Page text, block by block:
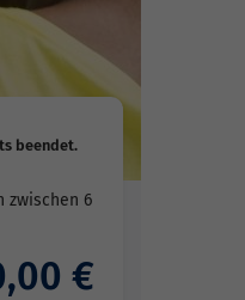
zwischen 6
€